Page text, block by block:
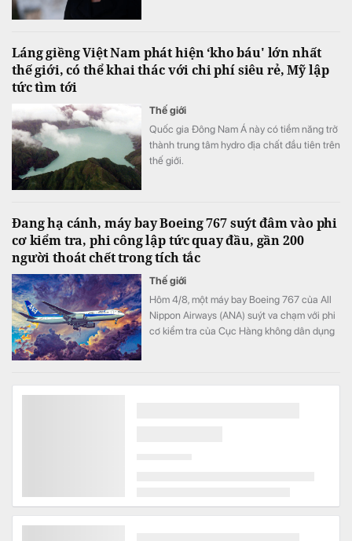
Láng giềng Việt Nam phát hiện ‘kho báu' lớn nhất
thế giới, có thể khai thác với chi phí siêu rẻ, Mỹ lập
tức tìm tới
Thế giới
Quốc gia Đông Nam Á này có tiềm năng trở
thành trung tâm hydro địa chất đầu tiên trên
thế giới.
Đang hạ cánh, máy bay Boeing 767 suýt đâm vào phi
cơ kiểm tra, phi công lập tức quay đầu, gần 200
người thoát chết trong tích tắc
Thế giới
Hôm 4/8, một máy bay Boeing 767 của All
Nippon Airways (ANA) suýt va chạm với phi
cơ kiểm tra của Cục Hàng không dân dụng